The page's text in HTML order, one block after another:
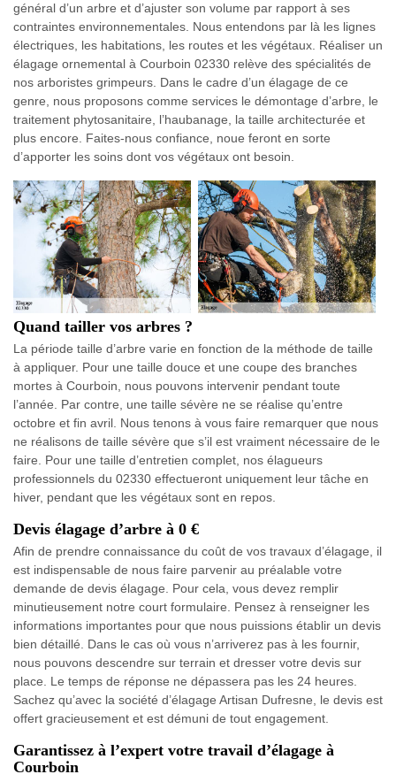
général d’un arbre et d’ajuster son volume par rapport à ses
contraintes environnementales. Nous entendons par là les lignes
électriques, les habitations, les routes et les végétaux. Réaliser un
élagage ornemental à Courboin 02330 relève des spécialités de
nos arboristes grimpeurs. Dans le cadre d’un élagage de ce
genre, nous proposons comme services le démontage d’arbre, le
traitement phytosanitaire, l’haubanage, la taille architecturée et
plus encore. Faites-nous confiance, noue feront en sorte
d’apporter les soins dont vos végétaux ont besoin.
Quand tailler vos arbres ?
La période taille d’arbre varie en fonction de la méthode de taille
à appliquer. Pour une taille douce et une coupe des branches
mortes à Courboin, nous pouvons intervenir pendant toute
l’année. Par contre, une taille sévère ne se réalise qu’entre
octobre et fin avril. Nous tenons à vous faire remarquer que nous
ne réalisons de taille sévère que s’il est vraiment nécessaire de le
faire. Pour une taille d’entretien complet, nos élagueurs
professionnels du 02330 effectueront uniquement leur tâche en
hiver, pendant que les végétaux sont en repos.
Devis élagage d’arbre à 0 €
Afin de prendre connaissance du coût de vos travaux d’élagage, il
est indispensable de nous faire parvenir au préalable votre
demande de devis élagage. Pour cela, vous devez remplir
minutieusement notre court formulaire. Pensez à renseigner les
informations importantes pour que nous puissions établir un devis
bien détaillé. Dans le cas où vous n’arriverez pas à les fournir,
nous pouvons descendre sur terrain et dresser votre devis sur
place. Le temps de réponse ne dépassera pas les 24 heures.
Sachez qu’avec la société d’élagage Artisan Dufresne, le devis est
offert gracieusement et est démuni de tout engagement.
Garantissez à l’expert votre travail d’élagage à
Courboin